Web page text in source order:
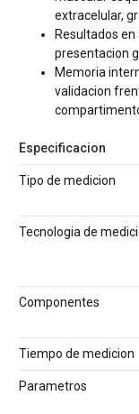
extracelular,
Resultados
presentacion
Memoria
validacion
Especificacion
Tipo de medicion
Tecnologia de
Componentes
Tiempo de medicion
Parametros